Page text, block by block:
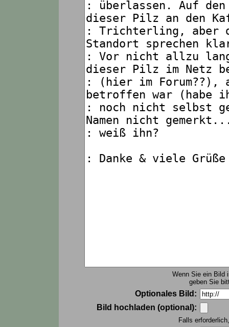
Wenn Sie ein Bild
geben Sie
Optionales Bild:
Bild hochladen (optional):
Falls